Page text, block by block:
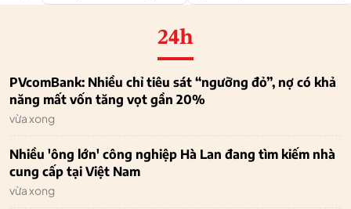
24h
PVcomBank: Nhiều chỉ tiêu sát “ngưỡng đỏ”, nợ có khả
năng mất vốn tăng vọt gần 20%
vừa xong
Nhiều 'ông lớn' công nghiệp Hà Lan đang tìm kiếm nhà
cung cấp tại Việt Nam
vừa xong